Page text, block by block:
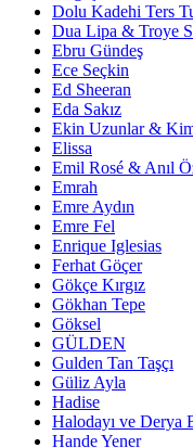
Dolu Kadehi Ters
Dua Lipa & Troye
Ebru Gündeş
Ece Seçkin
Ed Sheeran
Eda Sakız
Ekin Uzunlar &
Elissa
Emil Rosé & Anıl
Emrah
Emre Aydın
Emre Fel
Enrique Iglesias
Ferhat Göçer
Gökçe Kırgız
Gökhan Tepe
Göksel
GÜLDEN
Gulden Tan Taşçı
Güliz Ayla
Hadise
Halodayı ve Derya
Hande Yener